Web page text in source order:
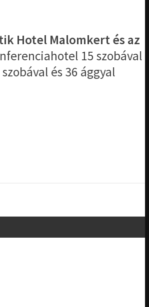
Hotel Malomkert és az
15 szobával
és 36 ággyal